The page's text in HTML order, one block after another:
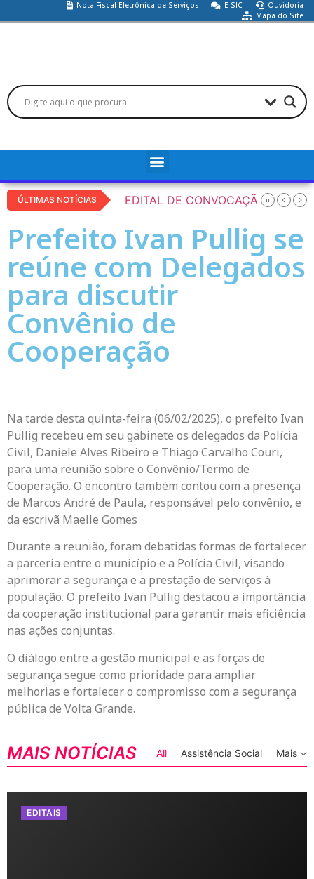
Nota Fiscal Eletrônica de Serviços E-SIC
Ouvidoria
Mapa do Site
ÚLTIMAS NOTÍCIAS
MÉDICO , ELIMINAÇÃO POR NÃO
EDITAL DE CONVOCAÇÃO PARA
Prefeito Ivan Pullig se
reúne com Delegados
para discutir
Convênio de
Cooperação
Na tarde desta quinta-feira (06/02/2025), o prefeito Ivan
Pullig recebeu em seu gabinete os delegados da Polícia
Civil, Daniele Alves Ribeiro e Thiago Carvalho Couri,
para uma reunião sobre o Convênio/Termo de
Cooperação. O encontro também contou com a presença
de Marcos André de Paula, responsável pelo convênio, e
da escrivã Maelle Gomes
Durante a reunião, foram debatidas formas de fortalecer
a parceria entre o município e a Polícia Civil, visando
aprimorar a segurança e a prestação de serviços à
população. O prefeito Ivan Pullig destacou a importância
da cooperação institucional para garantir mais eficiência
nas ações conjuntas.
O diálogo entre a gestão municipal e as forças de
segurança segue como prioridade para ampliar
melhorias e fortalecer o compromisso com a segurança
pública de Volta Grande.
MAIS NOTÍCIAS All Assistência Social Mais
EDITAIS